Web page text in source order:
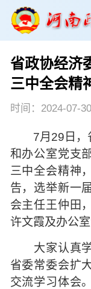
政协领导
政协党建
委员履职
党派团体
省政协经济
三中全会精
时间：2024-07-
7月29日，省
和办公室党支
三中全会精神
告，选举新一
会主任王仲田
许文霞及办公
大家认真学
省委常委会扩
交流学习体会